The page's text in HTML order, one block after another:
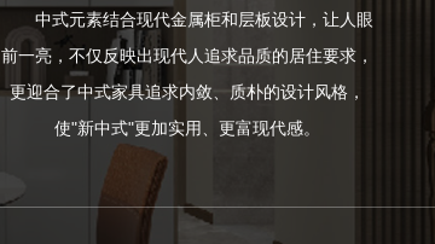
中式元素结合现代金属柜和层板设计，让人眼
前一亮，不仅反映出现代人追求品质的居住要求，
更迎合了中式家具追求内敛、质朴的设计风格，
使"新中式"更加实用、更富现代感。